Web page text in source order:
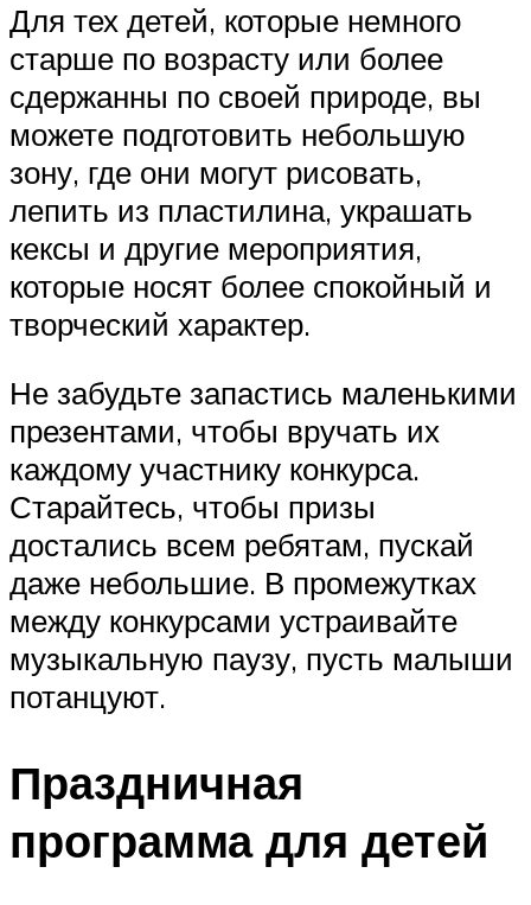
Для тех детей, которые немного
старше по возрасту или более
сдержанны по своей природе, вы
можете подготовить небольшую
зону, где они могут рисовать,
лепить из пластилина, украшать
кексы и другие мероприятия,
которые носят более спокойный и
творческий характер.
Не забудьте запастись маленькими
презентами, чтобы вручать их
каждому участнику конкурса.
Старайтесь, чтобы призы
достались всем ребятам, пускай
даже небольшие. В промежутках
между конкурсами устраивайте
музыкальную паузу, пусть малыши
потанцуют.
Праздничная
программа для детей